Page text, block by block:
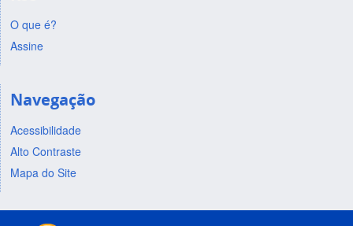
O que é?
Assine
Navegação
Acessibilidade
Alto Contraste
Mapa do Site